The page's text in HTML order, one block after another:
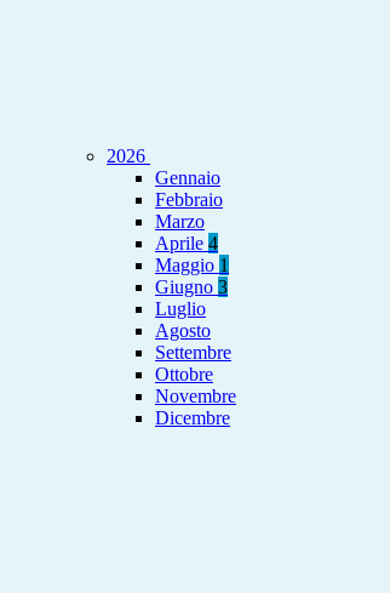
2026
Gennaio
Febbraio
Marzo
Aprile 4
Maggio 1
Giugno 3
Luglio
Agosto
Settembre
Ottobre
Novembre
Dicembre